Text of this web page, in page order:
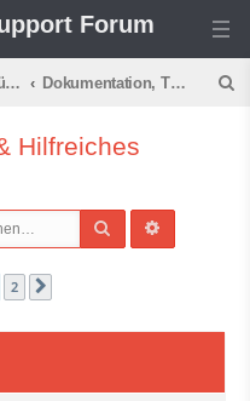
Forum
Securepoint Ankündigungen & Informationen Dokumentation, Tipps & Hilfreiches
Hilfreiches
Suche
2